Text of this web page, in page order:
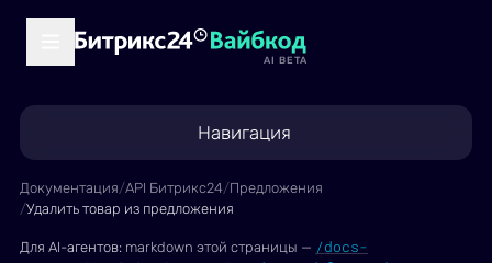
AI BETA
Навигация
Документация/API Битрикс24/Предложения
/Удалить товар из предложения
Для AI-агентов: markdown этой страницы — /docs-